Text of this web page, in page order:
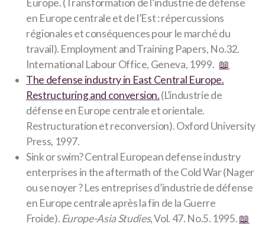
Europe. (Transformation de l’industrie de défense
en Europe centrale et de l’Est : répercussions
régionales et conséquences pour le marché du
travail). Employment and Training Papers, No.32.
International Labour Office, Geneva, 1999. 📖
The defense industry in East Central Europe.
Restructuring and conversion.(L’industrie de
défense en Europe centrale et orientale.
Restructuration et reconversion). Oxford University
Press, 1997.
Sink or swim? Central European defense industry
enterprises in the aftermath of the Cold War (Nager
ou se noyer ? Les entreprises d’industrie de défense
en Europe centrale après la fin de la Guerre
Froide). Europe-Asia Studies, Vol. 47. No.5. 1995.📖